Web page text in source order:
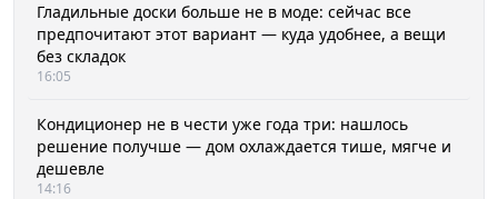
Гладильные доски больше не в моде: сейчас все
предпочитают этот вариант — куда удобнее, а вещи
без складок
16:05
Кондиционер не в чести уже года три: нашлось
решение получше — дом охлаждается тише, мягче и
дешевле
14:16